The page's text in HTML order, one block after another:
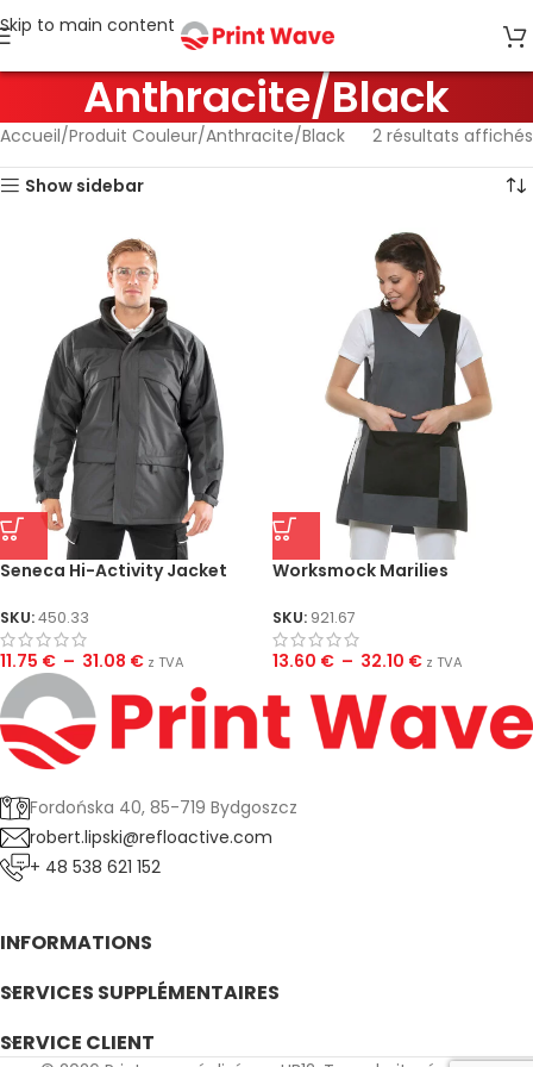
Skip to main content
Anthracite/Black
Accueil Produit Couleur Anthracite/Black 2 résultats affichés
Show sidebar
Seneca Hi-Activity Jacket
SKU:450.33
11.75 € – 31.08 € z TVA
Worksmock Marilies
SKU: 921.67
13.60 € – 32.10 € z TVA
Fordońska 40, 85-719 Bydgoszcz
robert.lipski@refloactive.com
+ 48 538 621 152
INFORMATIONS
SERVICES SUPPLÉMENTAIRES
SERVICE CLIENT